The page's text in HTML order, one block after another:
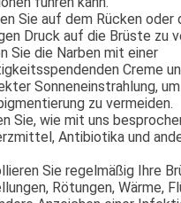
Sie auf dem Rücken oder
Druck auf die Brüste zu
Sie die Narben mit einer
Creme
Sonneneinstrahlung,
zu vermeiden.
Sie, wie mit uns
Antibiotika und
Sie regelmäßig Ihre
Rötungen, Wärme,